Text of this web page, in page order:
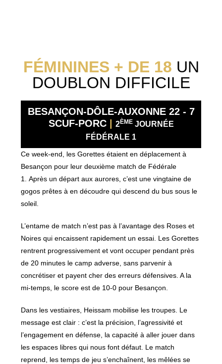
FÉMININES + DE 18 UN
DOUBLON DIFFICILE
BESANÇON-DÔLE-AUXONNE 22 - 7
SCUF-PORC
2ÈMEJOURNÉE
FÉDÉRALE 1
Ce week-end, les Gorettes étaient en déplacement à
Besançon pour leur deuxième match de Fédérale
1.Après un départ aux aurores, c’est une vingtaine de
gogos prêtes à en découdre qui descend du bus sous le
soleil.
L’entame de match n’est pas à l’avantage des Roses et
Noires qui encaissent rapidement un essai. Les Gorettes
rentrent progressivement et vont occuper pendant près
de 20 minutes le camp adverse, sans parvenir à
concrétiser et payent cher des erreurs défensives. A la
mi-temps, le score est de 10-0 pour Besançon.
Dans les vestiaires, Heissam mobilise les troupes. Le
message est clair : c’est la précision, l’agressivité et
l’engagement en défense, la capacité à aller jouer dans
les espaces libres qui nous font défaut. Le match
reprend, les temps de jeu s’enchaînent, les mêlées se